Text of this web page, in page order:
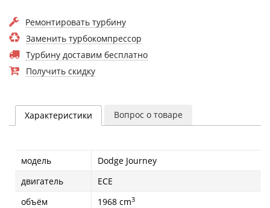
Ремонтировать турбину
Заменить турбокомпрессор
Турбину доставим бесплатно
Получить скидку
Характеристики Вопрос о товаре
модель
Dodge Journey
двигатель
ECE
объём
1968 cm3